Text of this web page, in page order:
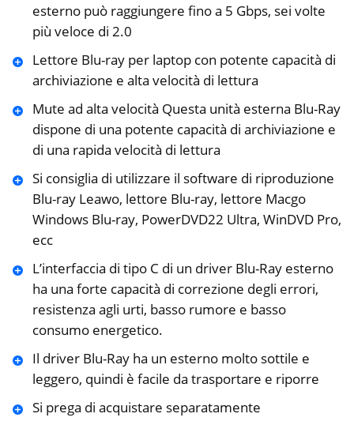
esterno può raggiungere fino a 5 Gbps, sei volte
più veloce di 2.0
Lettore Blu-ray per laptop con potente capacità di
archiviazione e alta velocità di lettura
Mute ad alta velocità Questa unità esterna Blu-Ray
dispone di una potente capacità di archiviazione e
di una rapida velocità di lettura
Si consiglia di utilizzare il software di riproduzione
Blu-ray Leawo, lettore Blu-ray, lettore Macgo
Windows Blu-ray, PowerDVD22 Ultra, WinDVD Pro,
ecc
L’interfaccia di tipo C di un driver Blu-Ray esterno
ha una forte capacità di correzione degli errori,
resistenza agli urti, basso rumore e basso
consumo energetico.
Il driver Blu-Ray ha un esterno molto sottile e
leggero, quindi è facile da trasportare e riporre
Si prega di acquistare separatamente